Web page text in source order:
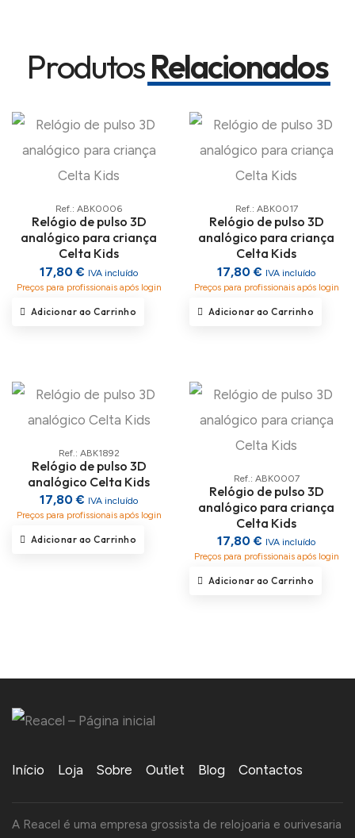
ProdutosRelacionados
Ref.: ABK0006
Relógio de pulso 3D
analógico para criança
Celta Kids
17,80 € IVA incluído
Preços para profissionais após login
Adicionar ao Carrinho
Ref.: ABK0017
Relógio de pulso 3D
analógico para criança
Celta Kids
17,80 € IVA incluído
Preços para profissionais após login
Adicionar ao Carrinho
Ref.: ABK1892
Relógio de pulso 3D
analógico Celta Kids
17,80 € IVA incluído
Preços para profissionais após login
Adicionar ao Carrinho
Ref.: ABK0007
Relógio de pulso 3D
analógico para criança
Celta Kids
17,80 € IVA incluído
Preços para profissionais após login
Adicionar ao Carrinho
Início Loja Sobre Outlet Blog Contactos
A Reacel é uma empresa grossista de relojoaria e ourivesaria